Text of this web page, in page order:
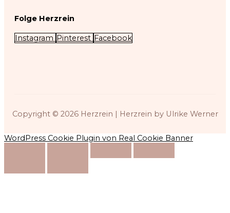
Folge Herzrein
Instagram Pinterest Facebook
Copyright © 2026 Herzrein | Herzrein by Ulrike Werner
WordPress Cookie Plugin von Real Cookie Banner